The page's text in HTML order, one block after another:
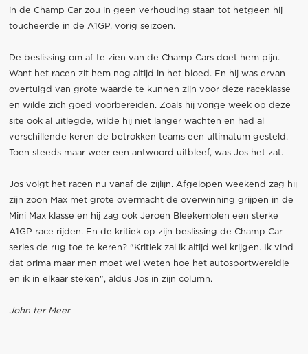
in de Champ Car zou in geen verhouding staan tot hetgeen hij
toucheerde in de A1GP, vorig seizoen.
De beslissing om af te zien van de Champ Cars doet hem pijn.
Want het racen zit hem nog altijd in het bloed. En hij was ervan
overtuigd van grote waarde te kunnen zijn voor deze raceklasse
en wilde zich goed voorbereiden. Zoals hij vorige week op deze
site ook al uitlegde, wilde hij niet langer wachten en had al
verschillende keren de betrokken teams een ultimatum gesteld.
Toen steeds maar weer een antwoord uitbleef, was Jos het zat.
Jos volgt het racen nu vanaf de zijlijn. Afgelopen weekend zag hij
zijn zoon Max met grote overmacht de overwinning grijpen in de
Mini Max klasse en hij zag ook Jeroen Bleekemolen een sterke
A1GP race rijden. En de kritiek op zijn beslissing de Champ Car
series de rug toe te keren? "Kritiek zal ik altijd wel krijgen. Ik vind
dat prima maar men moet wel weten hoe het autosportwereldje
en ik in elkaar steken", aldus Jos in zijn column.
John ter Meer